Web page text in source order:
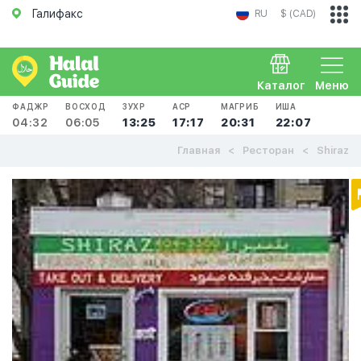
Галифакс RU $ (CAD)
Меню
Каталог
ФАДЖР
04:32
ВОСХОД
06:05
ЗУХР
13:25
АСР
17:17
МАГРИБ
20:31
ИША
22:07
Главная Ресторан Shiraz